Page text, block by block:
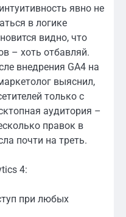
явно не
в логике
видно, что
– хоть отбавляй.
внедрения GA4 на
выяснил,
только с
аудитория –
правок в
почти на треть.
4:
при любых